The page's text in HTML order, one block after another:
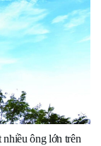
ông lớn trên